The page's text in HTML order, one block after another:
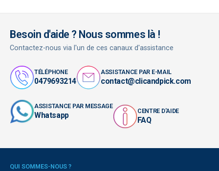
Besoin d'aide ? Nous sommes là !
Contactez-nous via l'un de ces canaux d'assistance
TÉLÉPHONE
0479693214
ASSISTANCE PAR E-MAIL
contact@clicandpick.com
ASSISTANCE PAR MESSAGE
Whatsapp CENTRE D'AIDE
FAQ
QUI SOMMES-NOUS ?